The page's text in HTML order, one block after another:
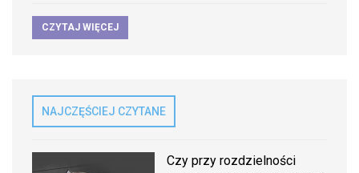
CZYTAJ WIĘCEJ
NAJCZĘŚCIEJ CZYTANE
Czy przy rozdzielności